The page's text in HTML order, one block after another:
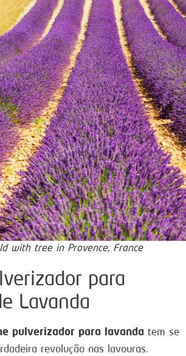
with tree in Provence, France
para
Lavanda
pulverizador para lavanda tem se
revolução nas lavouras.